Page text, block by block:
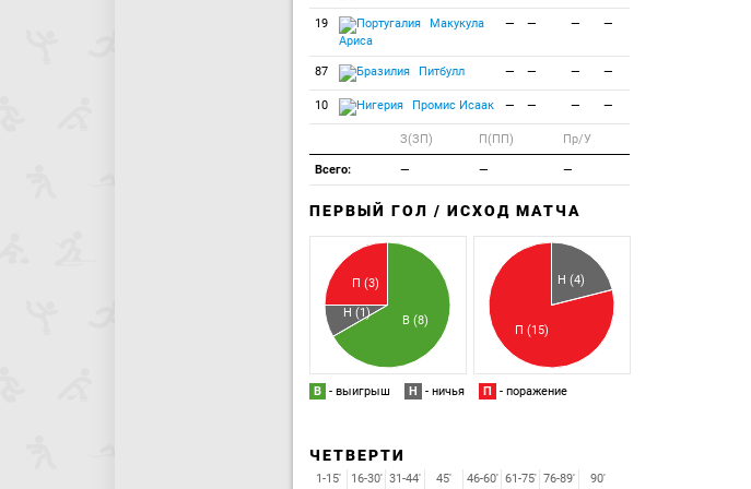
19
Макукула
Ариса
— — — —
87 Питбулл — — — —
10 Промис Исаак — — — —
З(ЗП) П(ПП) Пр/У
Всего: — — —
ПЕРВЫЙ ГОЛ / ИСХОД МАТЧА
В (8)
Н (1)
П (3) Н (4)
П (15)
В - выигрыш Н - ничья П - поражение
ЧЕТВЕРТИ
1-15' 16-30' 31-44' 45' 46-60' 61-75' 76-89' 90'